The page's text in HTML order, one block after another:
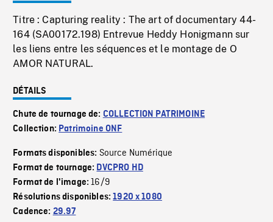
Titre : Capturing reality : The art of documentary 44-
164 (SA00172.198) Entrevue Heddy Honigmann sur
les liens entre les séquences et le montage de O
AMOR NATURAL.
DÉTAILS
Chute de tournage de: COLLECTION PATRIMOINE
Collection: Patrimoine ONF
Formats disponibles: Source Numérique
Format de tournage: DVCPRO HD
Format de l'image:16/9
Résolutions disponibles:1920 x 1080
Cadence: 29.97